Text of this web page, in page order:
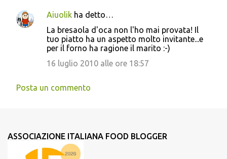
Aiuolik ha detto…
La bresaola d'oca non l'ho mai provata! Il
tuo piatto ha un aspetto molto invitante...e
per il forno ha ragione il marito :-)
16 luglio 2010 alle ore 18:57
Posta un commento
ASSOCIAZIONE ITALIANA FOOD BLOGGER